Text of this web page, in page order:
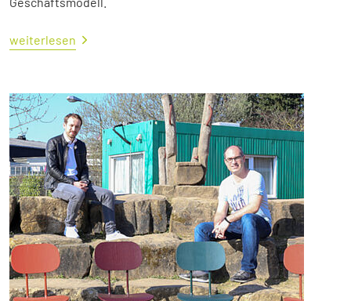
weiterlesen